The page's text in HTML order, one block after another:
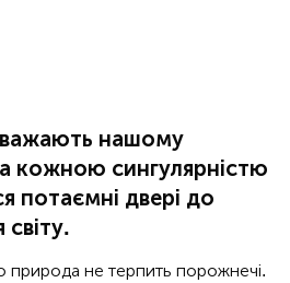
нашому
кожною сингулярністю
потаємні двері до
природа не терпить порожнечі.